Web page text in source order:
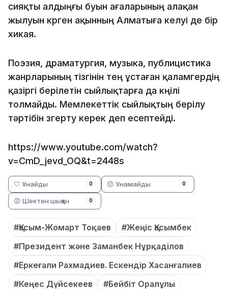
сияқты алдыңғы буын ағаларының алақан
жылуын көрген ақынның Алматыға келуі де бір
хикая.
Поэзия, драматургия, музыка, публицистика
жанрларының тізгінін тең ұстаған қаламгердің
қазіргі берілетін сыйлықтарға да көңілі
толмайды. Мемлекеттік сыйлықтың берілу
тәртібін өзгерту керек деп есептейді.
https://www.youtube.com/watch?
v=CmD_jevd_OQ&t=2448s
🤍 Ұнайды 0 😞 Ұнамайды 0
😡 Шектен шыққан 0
#Қасым-Жомарт Тоқаев
#Жеңіс Қасымбек
#Президент және Заманбек Нұрқаділов
#Еркеғали Рахмадиев. Ескендір Хасанғалиев
#Кеңес Дүйсекеев
#Бейбіт Оралұлы